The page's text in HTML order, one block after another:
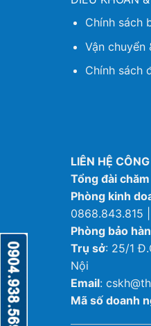
Chính sách
Vận chuyển
Chính sách
LIÊN HỆ
Tổng đài
Phòng kinh
0868.843.815
Phòng bảo
Trụ sở: 25/1
Nội
Email:
Mã số doanh